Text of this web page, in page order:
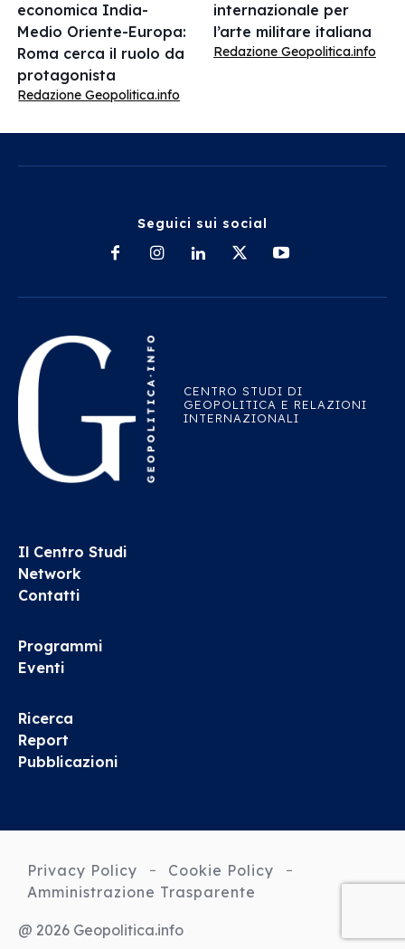
economica India-
Medio Oriente-Europa:
Roma cerca il ruolo da
protagonista
Redazione Geopolitica.info
internazionale per
l’arte militare italiana
Redazione Geopolitica.info
Seguici sui social
CENTRO STUDI DI
GEOPOLITICA E RELAZIONI
INTERNAZIONALI
Il Centro Studi
Network
Contatti
Programmi
Eventi
Ricerca
Report
Pubblicazioni
Privacy Policy
Cookie Policy
Amministrazione Trasparente
@ 2026 Geopolitica.info